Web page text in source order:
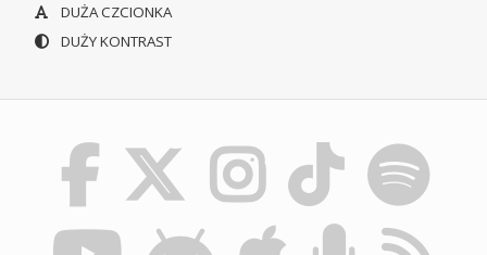
DUŻA CZCIONKA
DUŻY KONTRAST